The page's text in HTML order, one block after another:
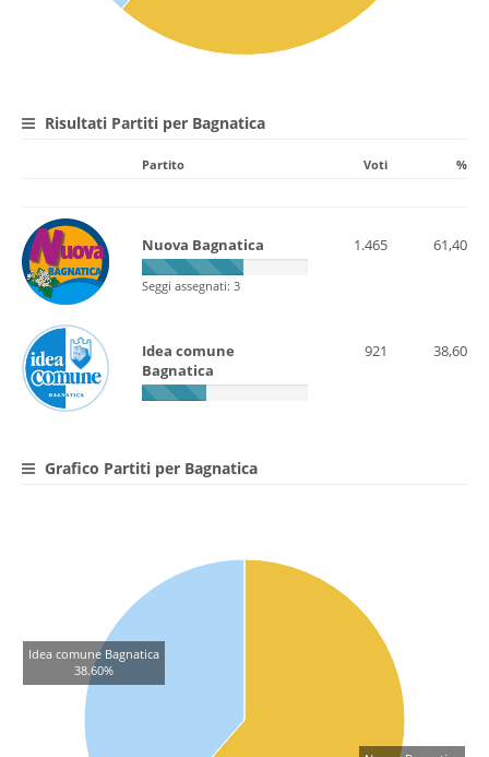
Risultati Partiti per Bagnatica
Partito Voti %
Nuova Bagnatica
Seggi assegnati: 3
1.465 61,40
Idea comune
Bagnatica
921 38,60
Grafico Partiti per Bagnatica
Idea comune Bagnatica
38.60%